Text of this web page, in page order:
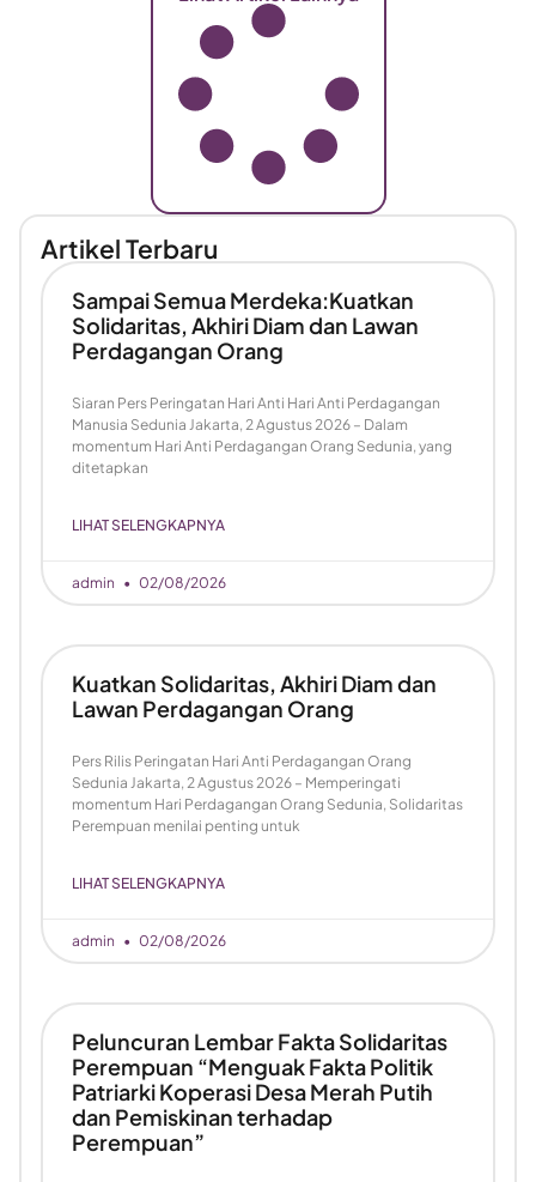
Artikel Terbaru
Sampai Semua Merdeka:Kuatkan
Solidaritas, Akhiri Diam dan Lawan
Perdagangan Orang
Siaran Pers Peringatan Hari Anti Hari Anti Perdagangan
Manusia Sedunia Jakarta, 2 Agustus 2026 – Dalam
momentum Hari Anti Perdagangan Orang Sedunia, yang
ditetapkan
LIHAT SELENGKAPNYA
admin 02/08/2026
Kuatkan Solidaritas, Akhiri Diam dan
Lawan Perdagangan Orang
Pers Rilis Peringatan Hari Anti Perdagangan Orang
Sedunia Jakarta, 2 Agustus 2026 – Memperingati
momentum Hari Perdagangan Orang Sedunia, Solidaritas
Perempuan menilai penting untuk
LIHAT SELENGKAPNYA
admin 02/08/2026
Peluncuran Lembar Fakta Solidaritas
Perempuan “Menguak Fakta Politik
Patriarki Koperasi Desa Merah Putih
dan Pemiskinan terhadap
Perempuan”